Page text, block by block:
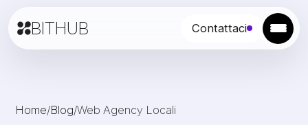
BITHUB Contattaci
Home/Blog/Web Agency Locali